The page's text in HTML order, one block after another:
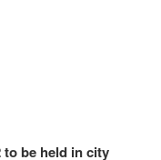
to be held in city